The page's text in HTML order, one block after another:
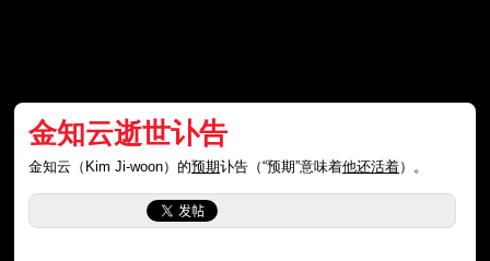
金知云逝世讣告
金知云（Kim Ji-woon）的预期讣告（“预期”意味着他还活着）。